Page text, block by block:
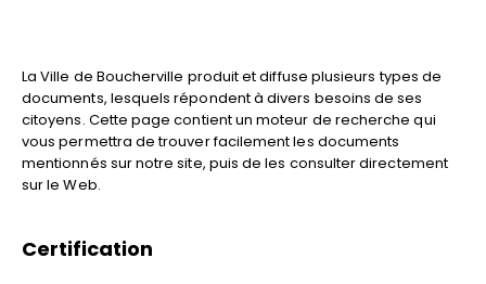
La Ville de Boucherville produit et diffuse plusieurs types de
documents, lesquels répondent à divers besoins de ses
citoyens. Cette page contient un moteur de recherche qui
vous permettra de trouver facilement les documents
mentionnés sur notre site, puis de les consulter directement
sur le Web.
Certification